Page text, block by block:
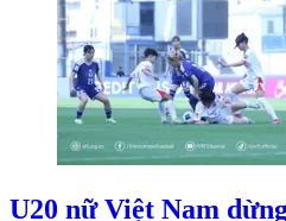
U20 nữ Việt Nam